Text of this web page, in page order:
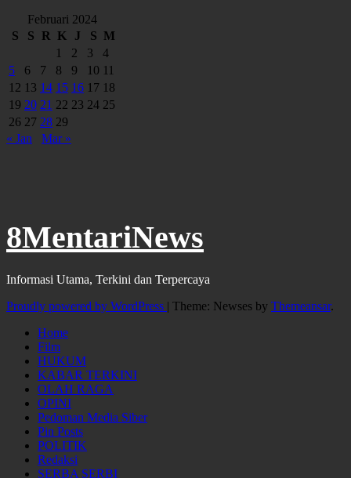
Februari 2024
S
S R K J S M
1
2 3
4
5
6 7 8 9 10 11
12 13 14 15 16 17 18
19 20 21 22 23 24 25
26 27 28 29
« Jan
Mar »
8MentariNews
Informasi Utama, Terkini dan Terpercaya
Proudly powered by WordPress | Theme: Newses by Themeansar.
Home
Film
HUKUM
KABAR TERKINI
OLAH RAGA
OPINI
Pedoman Media Siber
Pin Posts
POLITIK
Redaksi
SERBA SERBI